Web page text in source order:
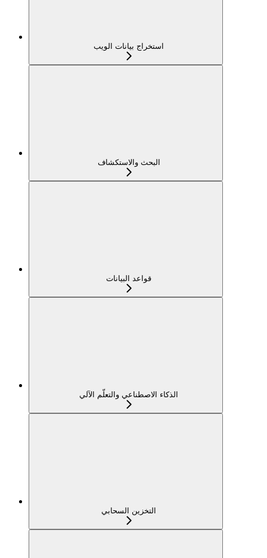
استخراج بيانات الويب
البحث والاستكشاف
قواعد البيانات
الذكاء الاصطناعي والتعلّم الآلي
التخزين السحابي